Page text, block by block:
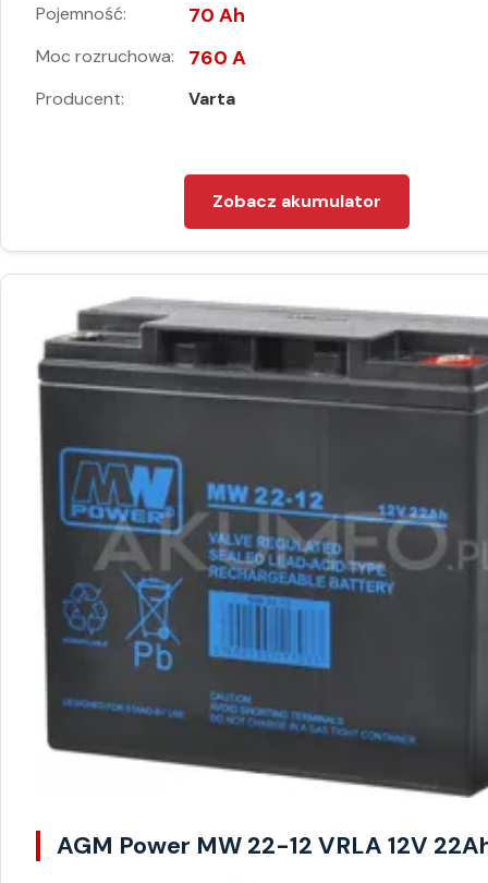
Pojemność: 70 Ah
Moc rozruchowa: 760 A
Producent: Varta
Zobacz akumulator
AGM Power MW 22-12 VRLA 12V